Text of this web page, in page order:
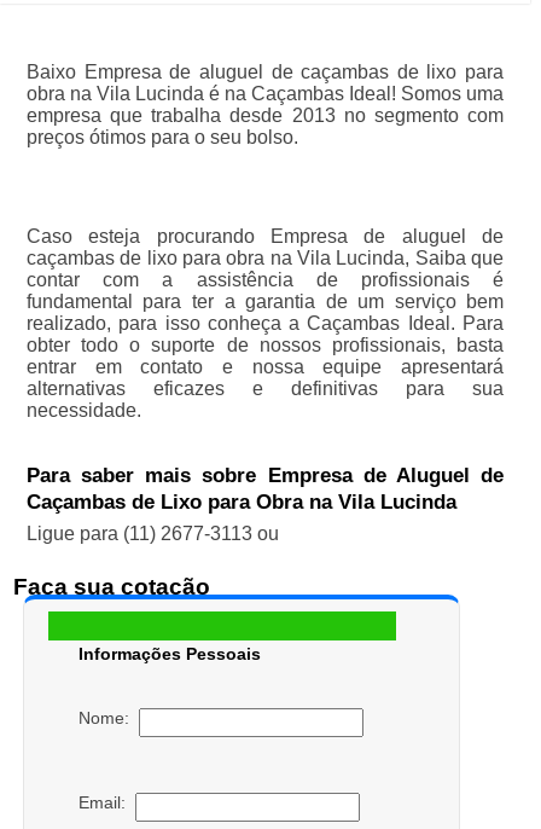
Baixo Empresa de aluguel de caçambas de lixo para
obra na Vila Lucinda é na Caçambas Ideal! Somos uma
empresa que trabalha desde 2013 no segmento com
preços ótimos para o seu bolso.
Caso esteja procurando Empresa de aluguel de
caçambas de lixo para obra na Vila Lucinda, Saiba que
contar com a assistência de profissionais é
fundamental para ter a garantia de um serviço bem
realizado, para isso conheça a Caçambas Ideal. Para
obter todo o suporte de nossos profissionais, basta
entrar em contato e nossa equipe apresentará
alternativas eficazes e definitivas para sua
necessidade.
Para saber mais sobre Empresa de Aluguel de
Caçambas de Lixo para Obra na Vila Lucinda
Ligue para (11) 2677-3113ou
Faça sua cotação
Informações Pessoais
Nome:
Email: